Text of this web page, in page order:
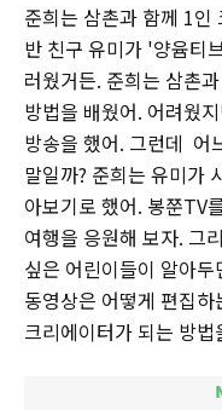
준희는 삼촌과 함께 1인
반 친구 유미가 '양윰티
러웠거든. 준희는 삼촌
방법을 배웠어. 어려웠
방송을 했어. 그런데 어
말일까? 준희는 유미가
아보기로 했어. 봉쭌TV
여행을 응원해 보자. 그
싶은 어린이들이 알아
동영상은 어떻게 편집
크리에이터가 되는 방법